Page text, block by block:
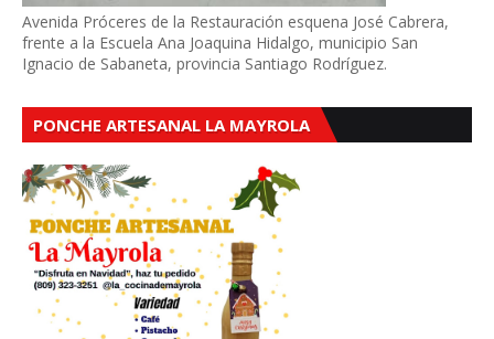
Avenida Próceres de la Restauración esquena José Cabrera,
frente a la Escuela Ana Joaquina Hidalgo, municipio San
Ignacio de Sabaneta, provincia Santiago Rodríguez.
PONCHE ARTESANAL LA MAYROLA